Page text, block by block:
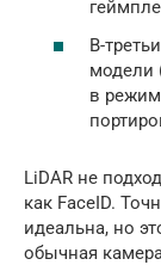
В-
модели
в
LiDAR не
как FaceID.
идеальна, но
обычная